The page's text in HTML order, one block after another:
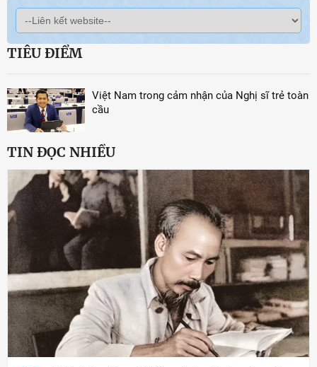
TIÊU ĐIỂM
Việt Nam trong cảm nhận của Nghị sĩ trẻ toàn
cầu
TIN ĐỌC NHIỀU